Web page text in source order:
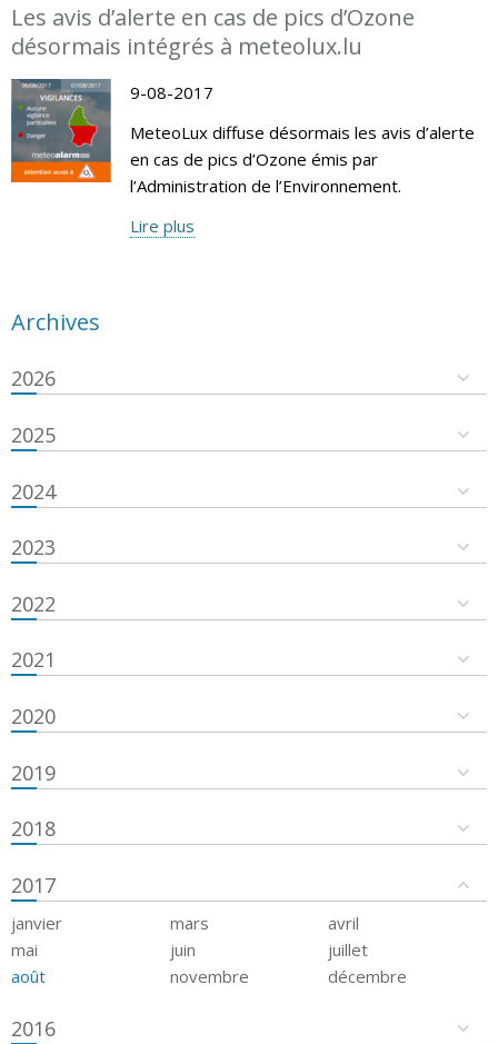
Les avis d’alerte en cas de pics d’Ozone
désormais intégrés à meteolux.lu
9-08-2017
MeteoLux diffuse désormais les avis d’alerte
en cas de pics d’Ozone émis par
l’Administration de l’Environnement.
Lire plus
Archives
2026
2025
2024
2023
2022
2021
2020
2019
2018
2017
janvier mars
avril
mai
juin
juillet
août
novembre décembre
2016